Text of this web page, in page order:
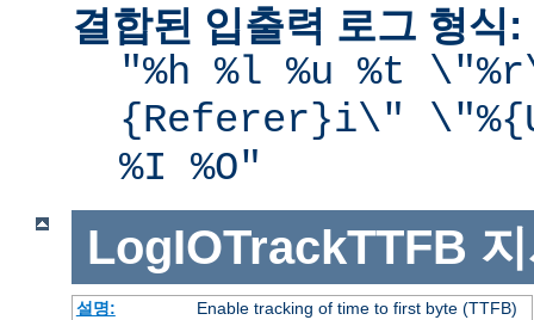
결합된 입출력 로그 형식:
"%h %l %u %t
{Referer}i\"
%I %O"
LogIOTrackTTFB
설명:
Enable tracking of time to first byte (TTFB)